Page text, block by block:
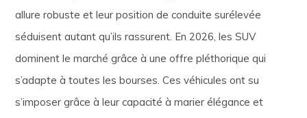
allure robuste et leur position de conduite surélevée
séduisent autant qu’ils rassurent. En 2026, les SUV
dominent le marché grâce à une offre pléthorique qui
s’adapte à toutes les bourses. Ces véhicules ont su
s’imposer grâce à leur capacité à marier élégance et